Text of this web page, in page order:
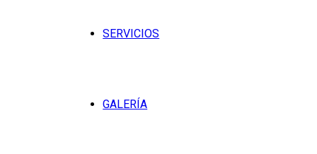
SERVICIOS
GALERÍA